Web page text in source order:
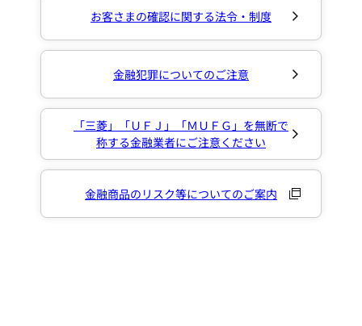
お客さまの確認に関する法令・制度
金融犯罪についてのご注意
「三菱」「ＵＦＪ」「ＭＵＦＧ」を無断で
称する金融業者にご注意ください
金融商品のリスク等についてのご案内